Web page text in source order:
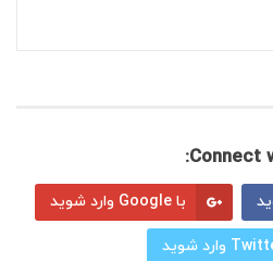
Connect
با Google وارد شوید